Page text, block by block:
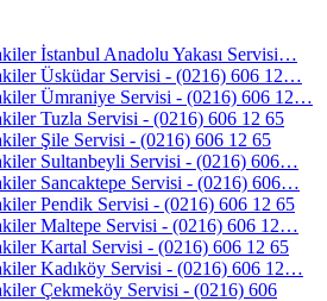
İstanbul Anadolu Yakası Servisi…
Üsküdar Servisi - (0216) 606 12…
Ümraniye Servisi - (0216) 606 12…
Tuzla Servisi - (0216) 606 12 65
Şile Servisi - (0216) 606 12 65
Sultanbeyli Servisi - (0216) 606…
Sancaktepe Servisi - (0216) 606…
Pendik Servisi - (0216) 606 12 65
Maltepe Servisi - (0216) 606 12…
Kartal Servisi - (0216) 606 12 65
Kadıköy Servisi - (0216) 606 12…
Çekmeköy Servisi - (0216) 606